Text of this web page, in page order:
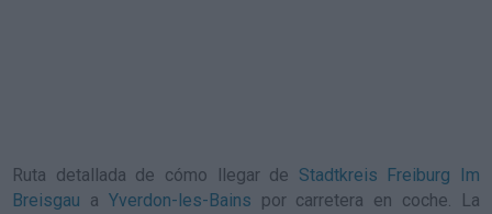
Ruta detallada de cómo llegar de Stadtkreis Freiburg Im
Breisgau a Yverdon-les-Bains por carretera en coche. La